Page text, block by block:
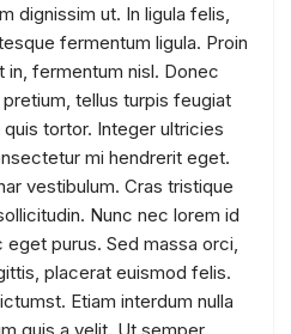
dignissim ut. In ligula felis,
fermentum ligula. Proin
in, fermentum nisl. Donec
tellus turpis feugiat
tortor. Integer ultricies
mi hendrerit eget.
vestibulum. Cras tristique
Nunc nec lorem id
purus. Sed massa orci,
placerat euismod felis.
Etiam interdum nulla